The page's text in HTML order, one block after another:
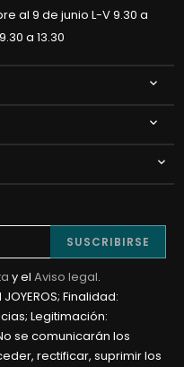
al 9 de junio L-V 9.30 a
a 13.30



SUSCRIBIRSE
y el Aviso legal.
Finalidad:
Legitimación:
se comunicarán los
rectificar, suprimir los